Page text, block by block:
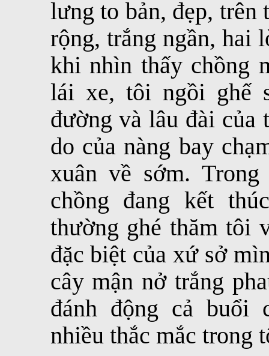
lưng to bản, đẹp, trên
rộng, trắng ngần, hai
khi nhìn thấy chồng
lái xe, tôi ngồi ghế
đường và lâu đài của
do của nàng bay
xuân về sớm.
chồng đang kết
thường ghé thăm tôi
đặc biệt của xứ sở
cây mận nở trắng
đánh động cả buổi
nhiều thắc mắc trong